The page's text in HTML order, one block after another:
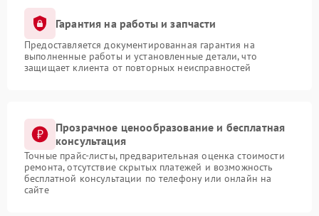
Гарантия на работы и запчасти
Предоставляется документированная гарантия на
выполненные работы и установленные детали, что
защищает клиента от повторных неисправностей
Прозрачное ценообразование и бесплатная
консультация
Точные прайс-листы, предварительная оценка стоимости
ремонта, отсутствие скрытых платежей и возможность
бесплатной консультации по телефону или онлайн на
сайте